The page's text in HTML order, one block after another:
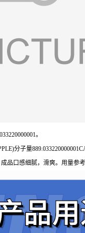
。
分子量
品口感细腻，滑爽。用量